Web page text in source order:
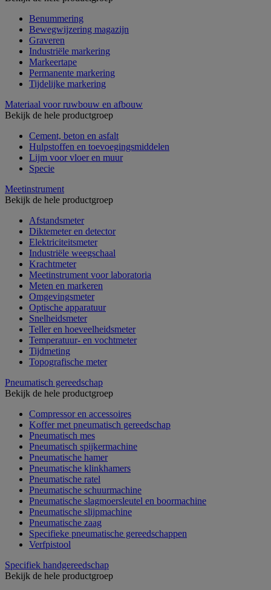
Benummering
Bewegwijzering magazijn
Graveren
Industriële markering
Markeertape
Permanente markering
Tijdelijke markering
Materiaal voor ruwbouw en afbouw
Bekijk de hele productgroep
Cement, beton en asfalt
Hulpstoffen en toevoegingsmiddelen
Lijm voor vloer en muur
Specie
Meetinstrument
Bekijk de hele productgroep
Afstandsmeter
Diktemeter en detector
Elektriciteitsmeter
Industriële weegschaal
Krachtmeter
Meetinstrument voor laboratoria
Meten en markeren
Omgevingsmeter
Optische apparatuur
Snelheidsmeter
Teller en hoeveelheidsmeter
Temperatuur- en vochtmeter
Tijdmeting
Topografische meter
Pneumatisch gereedschap
Bekijk de hele productgroep
Compressor en accessoires
Koffer met pneumatisch gereedschap
Pneumatisch mes
Pneumatisch spijkermachine
Pneumatische hamer
Pneumatische klinkhamers
Pneumatische ratel
Pneumatische schuurmachine
Pneumatische slagmoersleutel en boormachine
Pneumatische slijpmachine
Pneumatische zaag
Specifieke pneumatische gereedschappen
Verfpistool
Specifiek handgereedschap
Bekijk de hele productgroep